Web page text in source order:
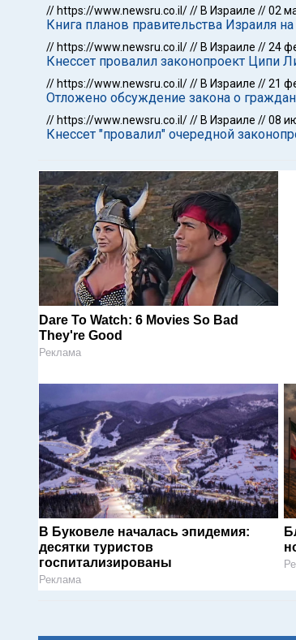
// https://www.newsru.co.il/// В Израиле //02
Книга планов правительства Израиля
// https://www.newsru.co.il/// В Израиле //24
Кнессет провалил законопроект Ципи
// https://www.newsru.co.il/// В Израиле //21
Отложено обсуждение закона о
// https://www.newsru.co.il/// В Израиле //08
Кнессет "провалил" очередной
Dare To Watch: 6 Movies So Bad
They're Good
Реклама
В Буковеле началась эпидемия:
десятки туристов
госпитализированы
Реклама